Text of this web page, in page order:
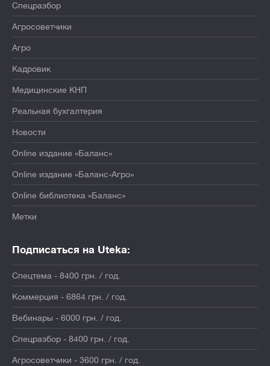
Спецразбор
Агросоветчики
Агро
Кадровик
Медицинские КНП
Реальная бухгалтерия
Новости
Online издание «Баланс»
Online издание «Баланс-Агро»
Online библиотека «Баланс»
Метки
Подписаться на Uteka:
Спецтема - 8400 грн. / год.
Коммерция - 6864 грн. / год.
Вебинары - 6000 грн. / год.
Спецразбор - 8400 грн. / год.
Агросоветчики - 3600 грн. / год.